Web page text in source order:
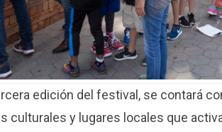
edición del festival, se contará
culturales y lugares locales que